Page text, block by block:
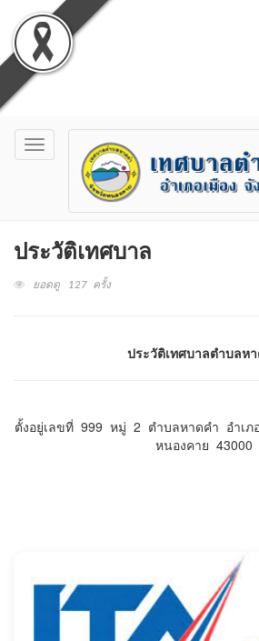
Toggle
navigation
ประวัติเทศบาล
ยอดดู 127 ครั้ง
ประวัติเทศบาลตำบลห
ตั้งอยู่เลขที่ 999 หมู่ 2 ตำบลหาดคำ อำเภ
หนองคาย 43000